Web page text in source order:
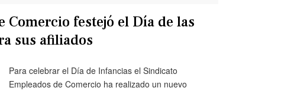
Comercio festejó el Día de las
sus afiliados
Para celebrar el Día de Infancias el Sindicato
Empleados de Comercio ha realizado un nuevo